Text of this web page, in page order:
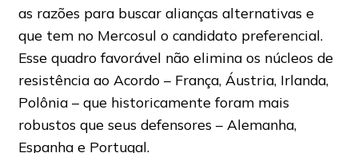
as razões para buscar alianças alternativas e
que tem no Mercosul o candidato preferencial.
Esse quadro favorável não elimina os núcleos de
resistência ao Acordo – França, Áustria, Irlanda,
Polônia – que historicamente foram mais
robustos que seus defensores – Alemanha,
Espanha e Portugal.